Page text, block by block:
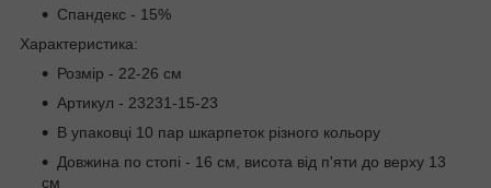
Спандекс - 15%
Характеристика:
Розмір - 22-26 см
Артикул - 23231-15-23
В упаковці 10 пар шкарпеток різного кольору
Довжина по стопі - 16 см, висота від п'яти до верху 13
см